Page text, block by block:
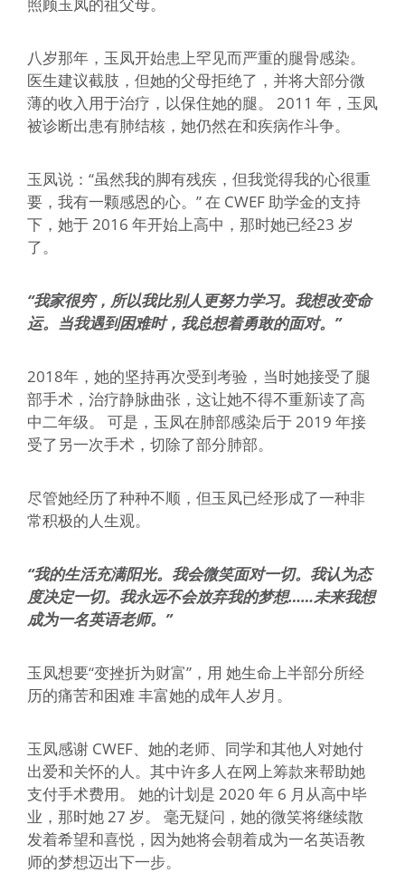
八岁那年，玉凤开始患上罕见而严重的腿骨感染。
医生建议截肢，但她的父母拒绝了，并将大部分微
薄的收入用于治疗，以保住她的腿。 2011 年，玉凤
被诊断出患有肺结核，她仍然在和疾病作斗争。
玉凤说：“虽然我的脚有残疾，但我觉得我的心很重
要，我有一颗感恩的心。” 在 CWEF 助学金的支持
下，她于 2016 年开始上高中，那时她已经23 岁
了。
“我家很穷，所以我比别人更努力学习。我想改变命
运。当我遇到困难时，我总想着勇敢的面对。”
2018年，她的坚持再次受到考验，当时她接受了腿
部手术，治疗静脉曲张，这让她不得不重新读了高
中二年级。 可是，玉凤在肺部感染后于 2019 年接
受了另一次手术，切除了部分肺部。
尽管她经历了种种不顺，但玉凤已经形成了一种非
常积极的人生观。
“我的生活充满阳光。我会微笑面对一切。我认为态
度决定一切。我永远不会放弃我的梦想……未来我想
成为一名英语老师。”
玉凤想要“变挫折为财富”，用 她生命上半部分所经
历的痛苦和困难 丰富她的成年人岁月。
玉凤感谢 CWEF、她的老师、同学和其他人对她付
出爱和关怀的人。其中许多人在网上筹款来帮助她
支付手术费用。 她的计划是 2020 年 6 月从高中毕
业，那时她 27 岁。 毫无疑问，她的微笑将继续散
发着希望和喜悦，因为她将会朝着成为一名英语教
师的梦想迈出下一步。